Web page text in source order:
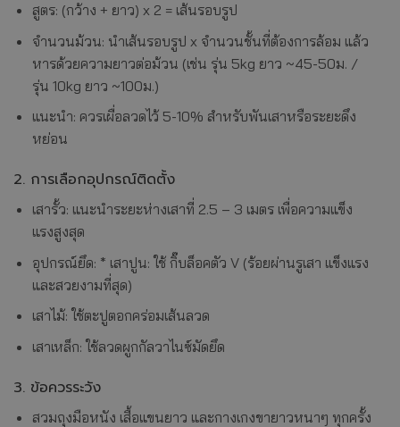
สูตร: (กว้าง + ยาว) x 2 = เส้นรอบรูป
จำนวนม้วน: นำเส้นรอบรูป x จำนวนชั้นที่ต้องการล้อม แล้ว
หารด้วยความยาวต่อม้วน (เช่น รุ่น 5kg ยาว ~45-50ม. /
รุ่น 10kg ยาว ~100ม.)
แนะนำ: ควรเผื่อลวดไว้ 5-10% สำหรับพันเสาหรือระยะดึง
หย่อน
2. การเลือกอุปกรณ์ติดตั้ง
เสารั้ว: แนะนำระยะห่างเสาที่ 2.5 – 3 เมตร เพื่อความแข็ง
แรงสูงสุด
อุปกรณ์ยึด: * เสาปูน: ใช้ กิ๊บล็อคตัว V (ร้อยผ่านรูเสา แข็งแรง
และสวยงามที่สุด)
เสาไม้: ใช้ตะปูตอกคร่อมเส้นลวด
เสาเหล็ก: ใช้ลวดผูกกัลวาไนซ์มัดยึด
3. ข้อควรระวัง
สวมถุงมือหนัง เสื้อแขนยาว และกางเกงขายาวหนาๆ ทุกครั้ง